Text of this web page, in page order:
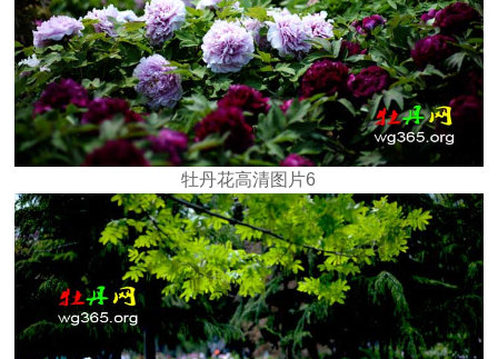
牡丹花高清图片6